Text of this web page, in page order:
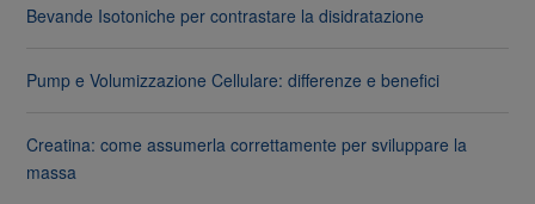
Bevande Isotoniche per contrastare la disidratazione
Pump e Volumizzazione Cellulare: differenze e benefici
Creatina: come assumerla correttamente per sviluppare la
massa